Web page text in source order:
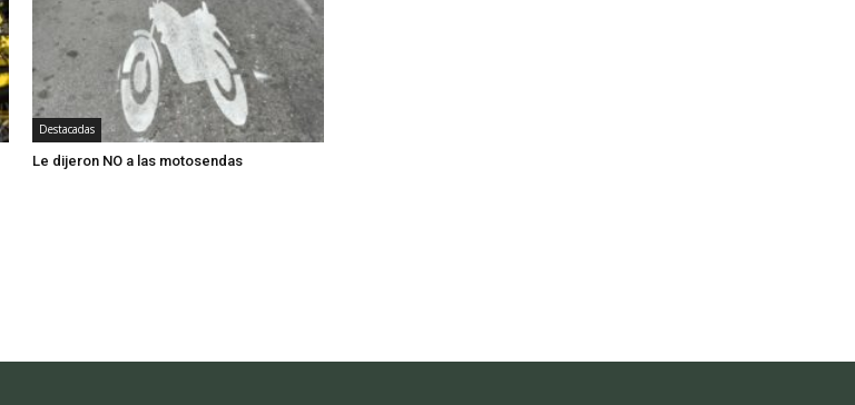
Destacadas
Le dijeron NO a las motosendas